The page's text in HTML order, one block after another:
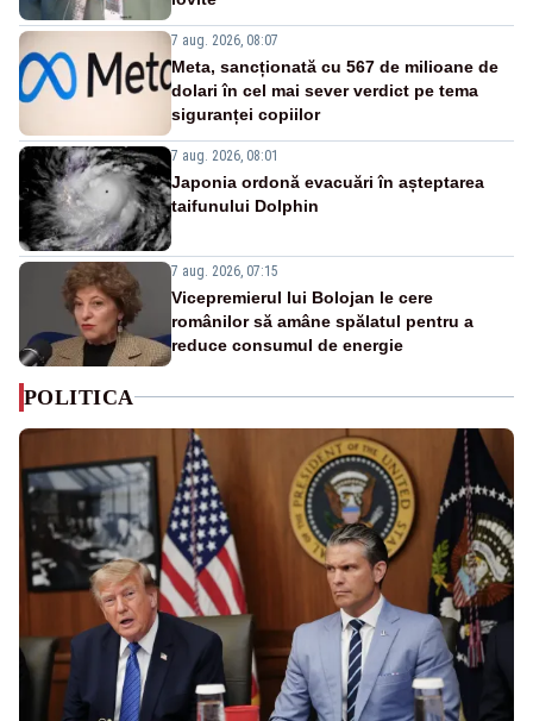
7 aug. 2026, 08:07
Meta, sancționată cu 567 de milioane de
dolari în cel mai sever verdict pe tema
siguranței copiilor
7 aug. 2026, 08:01
Japonia ordonă evacuări în așteptarea
taifunului Dolphin
7 aug. 2026, 07:15
Vicepremierul lui Bolojan le cere
românilor să amâne spălatul pentru a
reduce consumul de energie
POLITICA